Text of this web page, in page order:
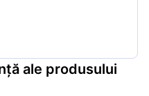
ale produsului